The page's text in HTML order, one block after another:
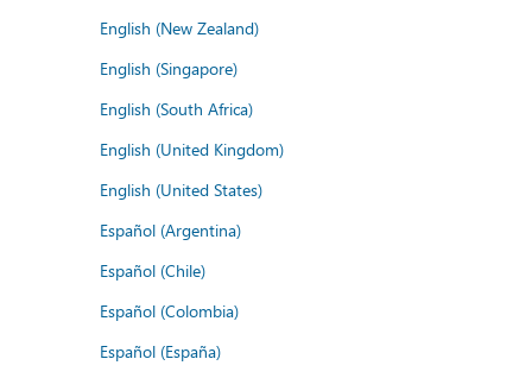
English (New Zealand)
English (Singapore)
English (South Africa)
English (United Kingdom)
English (United States)
Español (Argentina)
Español (Chile)
Español (Colombia)
Español (España)